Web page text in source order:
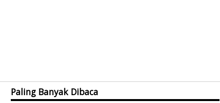
Paling Banyak Dibaca